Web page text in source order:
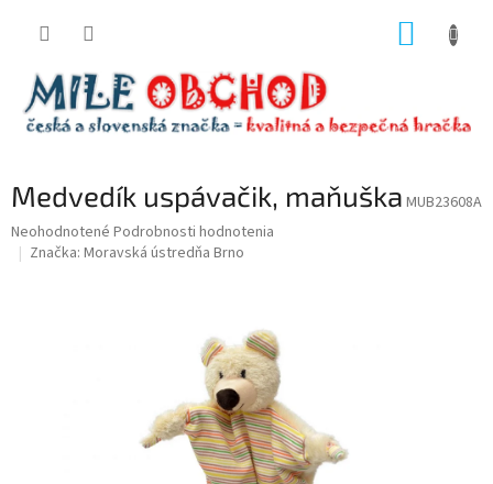
Medvedík uspávačik, maňuška MUB23608A
Priemerné
hodnotenie
Neohodnotené Podrobnosti hodnotenia
Značka: Moravská ústredňa Brno